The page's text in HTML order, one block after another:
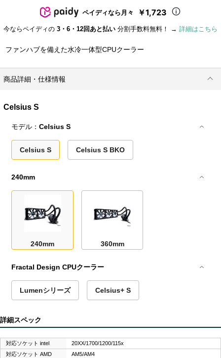
ペイディなら月々 ￥1,723
今ならペイディの 3・6・12回あと払い 分割手数料無料！ → 詳細はこちら
ファンハブを備えた水冷一体型CPUクーラー
商品詳細・仕様情報
Celsius S
モデル：Celsius S
Celsius S Celsius S BKO
240mm
240mm 360mm
Fractal Design CPUクーラー
Lumenシリーズ Celsius+ S
詳細スペック
対応ソケット intel
20XX/1700/1200/115x
対応ソケット AMD
AM5/AM4